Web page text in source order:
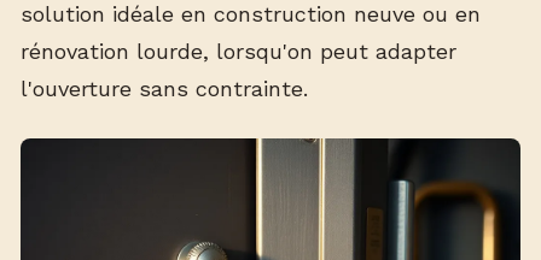
solution idéale en construction neuve ou en
rénovation lourde, lorsqu'on peut adapter
l'ouverture sans contrainte.